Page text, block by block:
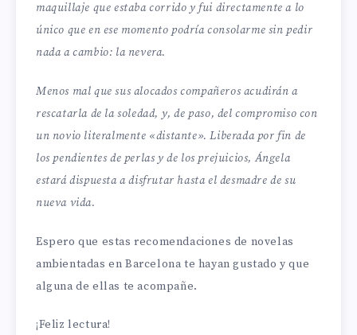
maquillaje que estaba corrido y fui directamente a lo
único que en ese momento podría consolarme sin pedir
nada a cambio: la nevera.
Menos mal que sus alocados compañeros acudirán a
rescatarla de la soledad, y, de paso, del compromiso con
un novio literalmente «distante». Liberada por fin de
los pendientes de perlas y de los prejuicios, Ángela
estará dispuesta a disfrutar hasta el desmadre de su
nueva vida.
Espero que estas recomendaciones de novelas
ambientadas en Barcelona te hayan gustado y que
alguna de ellas te acompañe.
¡Feliz lectura!